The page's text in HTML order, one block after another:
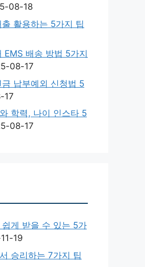
08-18
활용하는 5가지 팁
EMS 배송 방법 5가지
08-17
납부예외 신청법 5
17
학력, 나이 인스타 5
08-17
게 받을 수 있는 5가
19
승리하는 7가지 팁